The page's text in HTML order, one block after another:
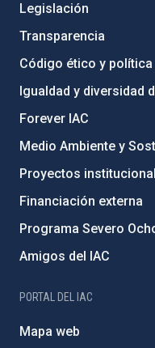
Legislación
Transparencia
Código ético y
Igualdad y diversidad
Forever IAC
Medio Ambiente y
Proyectos
Financiación externa
Programa Severo
Amigos del IAC
PORTAL DEL IAC
Mapa web